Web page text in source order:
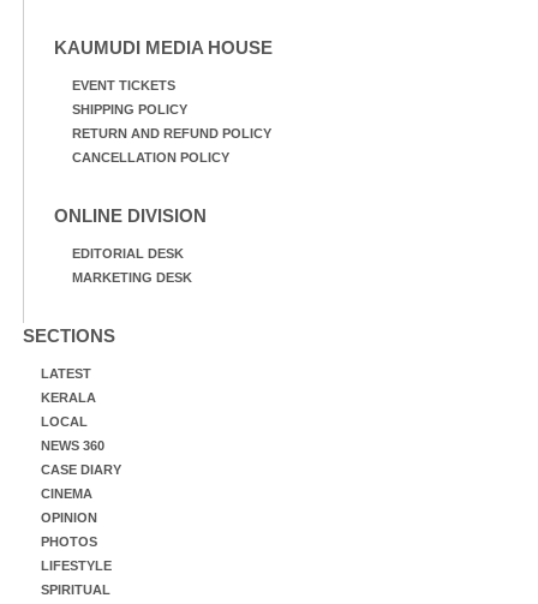
KAUMUDI MEDIA HOUSE
EVENT TICKETS
SHIPPING POLICY
RETURN AND REFUND POLICY
CANCELLATION POLICY
ONLINE DIVISION
EDITORIAL DESK
MARKETING DESK
SECTIONS
LATEST
KERALA
LOCAL
NEWS 360
CASE DIARY
CINEMA
OPINION
PHOTOS
LIFESTYLE
SPIRITUAL